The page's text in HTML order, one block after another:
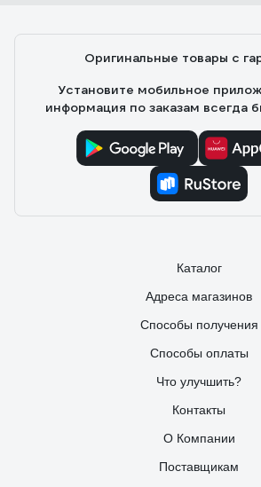
Оригинальные товары с
Установите мобильное
информация по заказам всегда
Каталог
Адреса магазинов
Способы получения
Способы оплаты
Что улучшить?
Контакты
О Компании
Поставщикам